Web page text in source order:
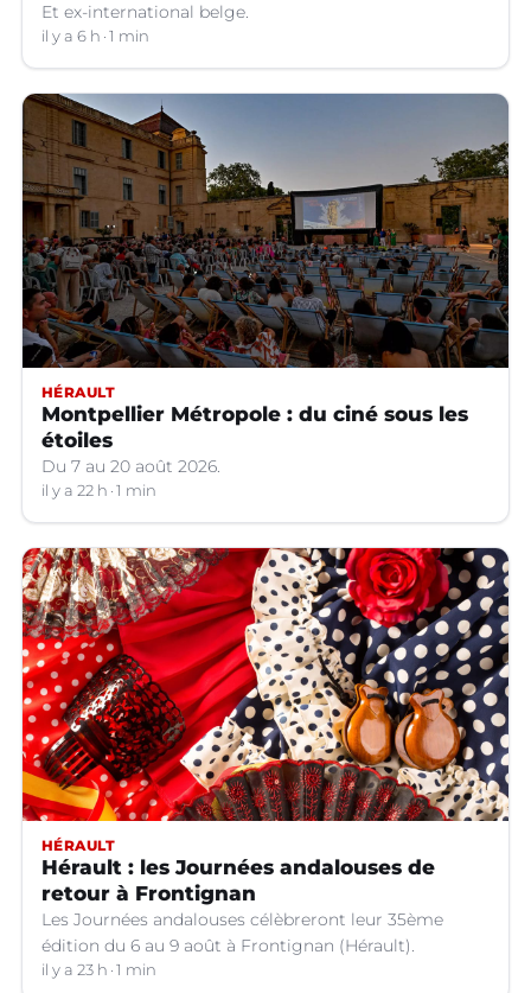
Et ex-international belge.
il y a 6 h 1 min
HÉRAULT
Montpellier Métropole : du ciné sous les
étoiles
Du 7 au 20 août 2026.
il y a 22 h 1 min
HÉRAULT
Hérault : les Journées andalouses de
retour à Frontignan
Les Journées andalouses célèbreront leur 35ème
édition du 6 au 9 août à Frontignan (Hérault).
il y a 23 h 1 min